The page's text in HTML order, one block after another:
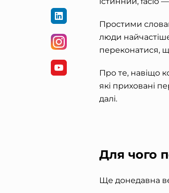
Простими
люди
переконатися,
Про те, навіщо
які приховані
далі.
Для чого
Ще донедавна